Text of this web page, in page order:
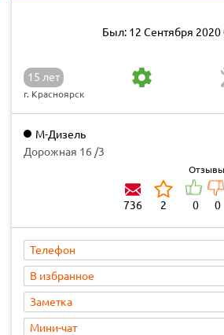
Был: 12 Сентября 2020
15 лет
г. Красноярск
М-Дизель
Дорожная 16 /3
736 2
Отзывы
0 0
Телефон
В избранное
Заметка
Мини-чат